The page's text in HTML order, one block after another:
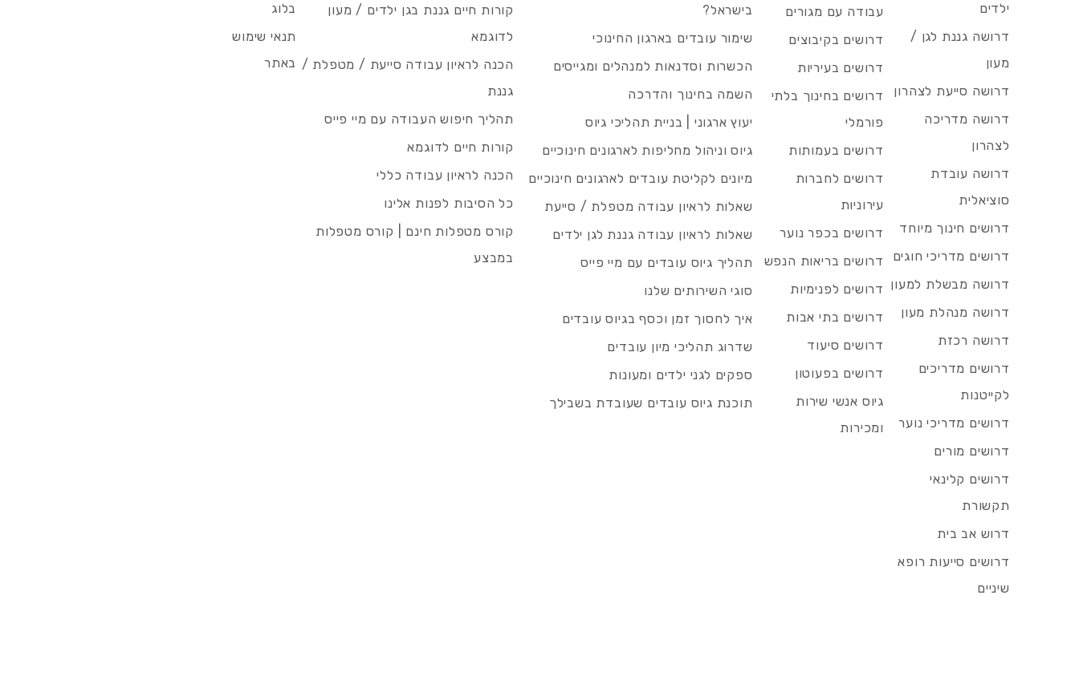
ילדים
דרושה גננת לגן /
מעון
דרושה סייעת לצהרון
דרושה מדריכה
לצהרון
דרושה עובדת
סוציאלית
דרושים חינוך מיוחד
דרושים מדריכי חוגים
דרושה מבשלת למעון
דרושה מנהלת מעון
דרושה רכזת
דרושים מדריכים
לקייטנות
דרושים מדריכי נוער
דרושים מורים
דרושים קלינאי
תקשורת
דרוש אב בית
דרושים סייעות רופא
שיניים
עבודה עם מגורים
דרושים בקיבוצים
דרושים בעיריות
דרושים בחינוך בלתי
פורמלי
דרושים בעמותות
דרושים לחברות
עירוניות
דרושים בכפר נוער
דרושים בריאות הנפש
דרושים לפנימיות
דרושים בתי אבות
דרושים סיעוד
דרושים בפעוטון
גיוס אנשי שירות
ומכירות
בישראל?
שימור עובדים בארגון החינוכי
הכשרות וסדנאות למנהלים ומגייסים
השמה בחינוך והדרכה
יעוץ ארגוני | בניית תהליכי גיוס
גיוס וניהול מחליפות לארגונים חינוכיים
מיונים לקליטת עובדים לארגונים חינוכיים
שאלות לראיון עבודה מטפלת / סייעת
שאלות לראיון עבודה גננת לגן ילדים
תהליך גיוס עובדים עם מיי פייס
סוגי השירותים שלנו
איך לחסוך זמן וכסף בגיוס עובדים
שדרוג תהליכי מיון עובדים
ספקים לגני ילדים ומעונות
תוכנת גיוס עובדים שעובדת בשבילך
קורות חיים גננת בגן ילדים / מעון
לדוגמא
הכנה לראיון עבודה סייעת / מטפלת /
גננת
תהליך חיפוש העבודה עם מיי פייס
קורות חיים לדוגמא
הכנה לראיון עבודה כללי
כל הסיבות לפנות אלינו
קורס מטפלות חינם | קורס מטפלות
במבצע
בלוג
תנאי שימוש
באתר